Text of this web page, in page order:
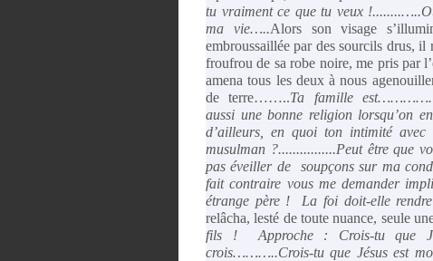
tu vraiment ce que tu veux
ma vie…..Alors son visage
embroussaillée par des sourcils drus,
froufrou de sa robe noire, me pris par
amena tous les deux à nous
de terre……..Ta famille
aussi une bonne religion lorsqu’on
d’ailleurs, en quoi ton intimité
musulman ?................Peut être que
pas éveiller de soupçons sur ma
fait contraire vous me demander
étrange père ! La foi doit-elle
relâcha, lesté de toute nuance, seule
fils ! Approche : Crois-tu que
crois………..Crois-tu que Jésus est